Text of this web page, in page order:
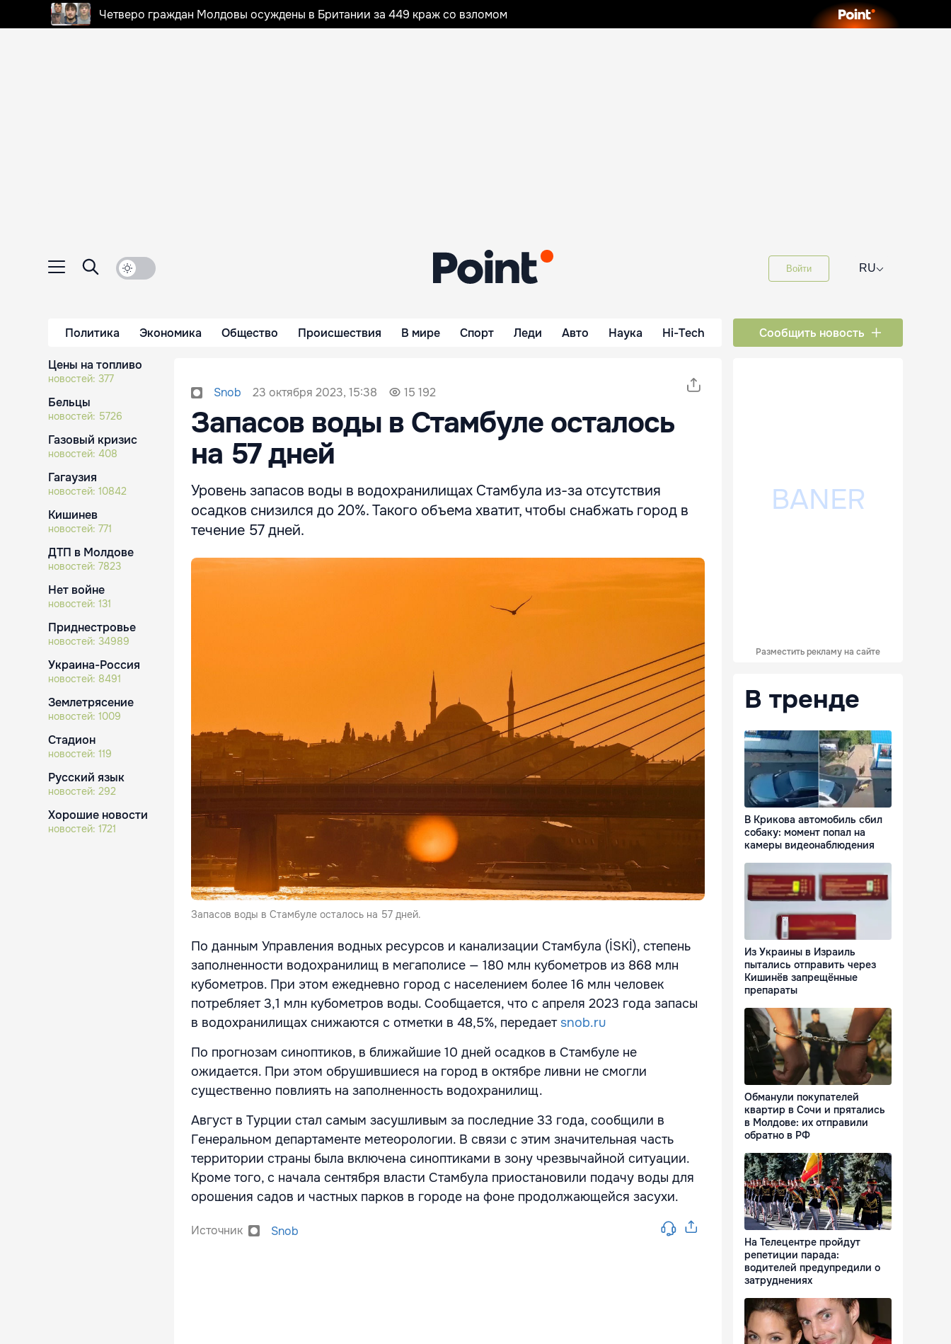
Четверо граждан Молдовы осуждены в Британии за 449 краж со взломом
Войти RU⌵
Политика Экономика Общество Происшествия В мире Спорт Леди Авто Наука Hi-Tech Сообщить новость
Цены на топливо
новостей: 377
Бельцы
новостей: 5726
Газовый кризис
новостей: 408
Гагаузия
новостей: 10842
Кишинев
новостей: 771
ДТП в Молдове
новостей: 7823
Нет войне
новостей: 131
Приднестровье
новостей: 34989
Украина-Россия
новостей: 8491
Землетрясение
новостей: 1009
Стадион
новостей: 119
Русский язык
новостей: 292
Хорошие новости
новостей: 1721
Snob 23 октября 2023, 15:38 15 192
Запасов воды в Стамбуле осталось
на 57 дней
Уровень запасов воды в водохранилищах Стамбула из-за отсутствия
осадков снизился до 20%. Такого объема хватит, чтобы снабжать город в
течение 57 дней.
Запасов воды в Стамбуле осталось на 57 дней.
По данным Управления водных ресурсов и канализации Стамбула (İSKİ), степень
заполненности водохранилищ в мегаполисе — 180 млн кубометров из 868 млн
кубометров. При этом ежедневно город с населением более 16 млн человек
потребляет 3,1 млн кубометров воды. Сообщается, что с апреля 2023 года запасы
в водохранилищах снижаются с отметки в 48,5%, передаетsnob.ru
По прогнозам синоптиков, в ближайшие 10 дней осадков в Стамбуле не
ожидается. При этом обрушившиеся на город в октябре ливни не смогли
существенно повлиять на заполненность водохранилищ.
Август в Турции стал самым засушливым за последние 33 года, сообщили в
Генеральном департаменте метеорологии. В связи с этим значительная часть
территории страны была включена синоптиками в зону чрезвычайной ситуации.
Кроме того, с начала сентября власти Стамбула приостановили подачу воды для
орошения садов и частных парков в городе на фоне продолжающейся засухи.
Источник Snob
Разместить рекламу на сайте
В тренде
В Крикова автомобиль сбил
собаку: момент попал на
камеры видеонаблюдения
Из Украины в Израиль
пытались отправить через
Кишинёв запрещённые
препараты
Обманули покупателей
квартир в Сочи и прятались
в Молдове: их отправили
обратно в РФ
На Телецентре пройдут
репетиции парада:
водителей предупредили о
затруднениях